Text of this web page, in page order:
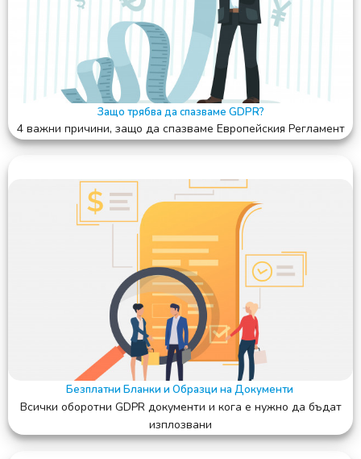
Защо трябва да спазваме GDPR?
4 важни причини, защо да спазваме Европейския Регламент
Безплатни Бланки и Образци на Документи
Всички оборотни GDPR документи и кога е нужно да бъдат
изплозвани